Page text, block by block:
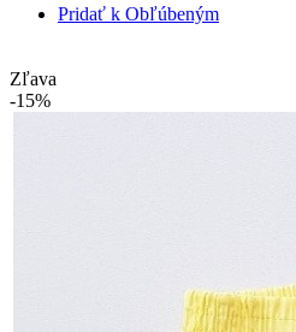
Pridať k Obľúbeným
Zľava
-15%